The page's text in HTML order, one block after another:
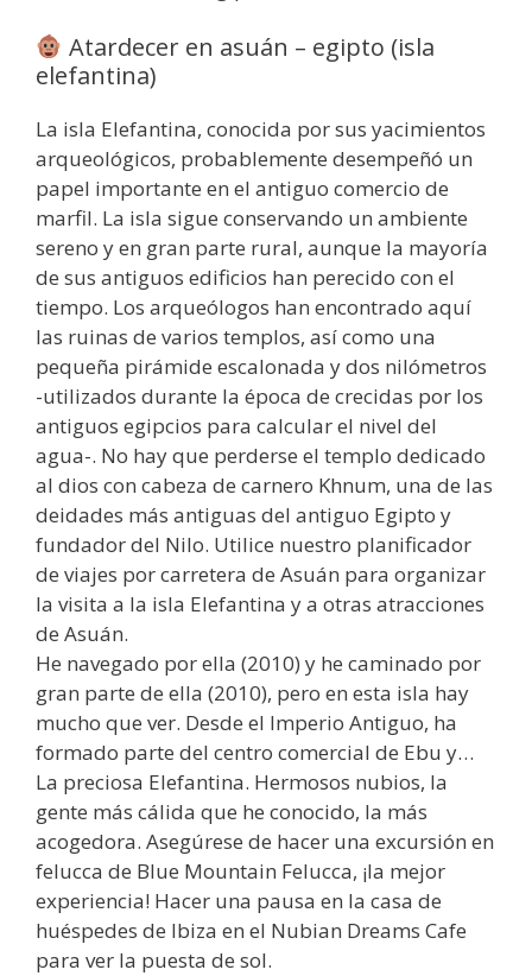
Atardecer en asuán – egipto (isla
elefantina)
La isla Elefantina, conocida por sus yacimientos
arqueológicos, probablemente desempeñó un
papel importante en el antiguo comercio de
marfil. La isla sigue conservando un ambiente
sereno y en gran parte rural, aunque la mayoría
de sus antiguos edificios han perecido con el
tiempo. Los arqueólogos han encontrado aquí
las ruinas de varios templos, así como una
pequeña pirámide escalonada y dos nilómetros
-utilizados durante la época de crecidas por los
antiguos egipcios para calcular el nivel del
agua-. No hay que perderse el templo dedicado
al dios con cabeza de carnero Khnum, una de las
deidades más antiguas del antiguo Egipto y
fundador del Nilo. Utilice nuestro planificador
de viajes por carretera de Asuán para organizar
la visita a la isla Elefantina y a otras atracciones
de Asuán.
He navegado por ella (2010) y he caminado por
gran parte de ella (2010), pero en esta isla hay
mucho que ver. Desde el Imperio Antiguo, ha
formado parte del centro comercial de Ebu y…
La preciosa Elefantina. Hermosos nubios, la
gente más cálida que he conocido, la más
acogedora. Asegúrese de hacer una excursión en
felucca de Blue Mountain Felucca, ¡la mejor
experiencia! Hacer una pausa en la casa de
huéspedes de Ibiza en el Nubian Dreams Cafe
para ver la puesta de sol.